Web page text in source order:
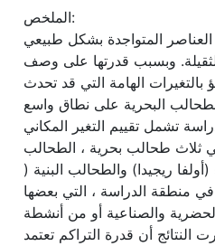
الملخص:
العناصر المتواجدة بشكل طبيعي
وبسبب قدرتها على وصف
بالتغيرات الهامة التي قد تحدث
البحرية على نطاق واسع
تشمل تقييم التغير المكاني
ثلاث طحالب بحرية ، الطحالب
ريجيدا) والطحالب البنية (
منطقة الدراسة ، التي بعضها
والصناعية أو من أنشطة
أن قدرة التراكم تعتمد